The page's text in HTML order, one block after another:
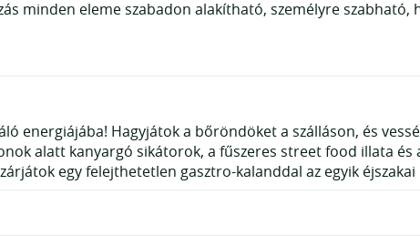
minden eleme szabadon alakítható, személyre szabható,
energiájába! Hagyjátok a bőröndöket a szálláson, és
alatt kanyargó sikátorok, a fűszeres street food illata és
egy felejthetetlen gasztro-kalanddal az egyik éjszakai